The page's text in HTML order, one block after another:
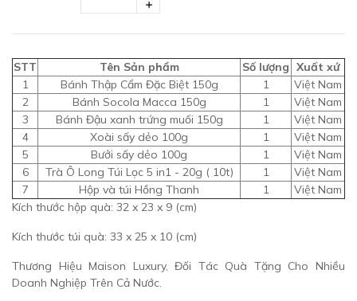
STT Tên Sản phẩm Số lượng Xuất xứ
1
Bánh Thập Cẩm Đặc Biệt 150g 1
Việt Nam
2
Bánh Socola Macca 150g 1
Việt Nam
3
Bánh Đậu xanh trứng muối 150g 1
Việt Nam
4
Xoài sấy dẻo 100g 1
Việt Nam
5
Bưởi sấy dẻo 100g 1
Việt Nam
6
Trà Ô Long Túi Lọc 5 in1 - 20g ( 10t) 1
Việt Nam
7
Hộp và túi Hồng Thanh 1
Việt Nam
Kích thước hộp quà: 32 x 23 x 9 (cm)
Kích thước túi quà: 33 x 25 x 10 (cm)
Thương Hiệu Maison Luxury, Đối Tác Quà Tặng Cho Nhiều
Doanh Nghiệp Trên Cả Nước.